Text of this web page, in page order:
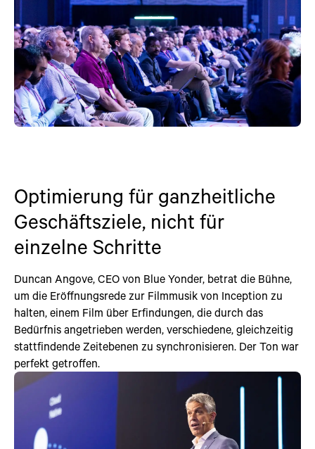
Optimierung für ganzheitliche
Geschäftsziele, nicht für
einzelne Schritte
Duncan Angove, CEO von Blue Yonder, betrat die Bühne,
um die Eröffnungsrede zur Filmmusik von Inception zu
halten, einem Film über Erfindungen, die durch das
Bedürfnis angetrieben werden, verschiedene, gleichzeitig
stattfindende Zeitebenen zu synchronisieren. Der Ton war
perfekt getroffen.